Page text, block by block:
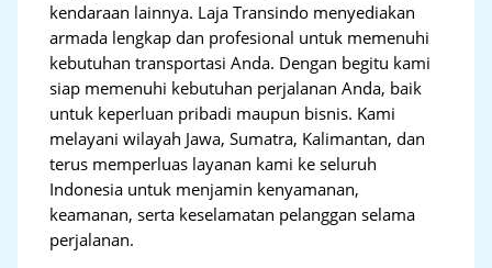
kendaraan lainnya. Laja Transindo menyediakan
armada lengkap dan profesional untuk memenuhi
kebutuhan transportasi Anda. Dengan begitu kami
siap memenuhi kebutuhan perjalanan Anda, baik
untuk keperluan pribadi maupun bisnis. Kami
melayani wilayah Jawa, Sumatra, Kalimantan, dan
terus memperluas layanan kami ke seluruh
Indonesia untuk menjamin kenyamanan,
keamanan, serta keselamatan pelanggan selama
perjalanan.